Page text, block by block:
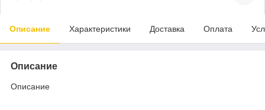
Описание Характеристики Доставка Оплата
Описание
Описание